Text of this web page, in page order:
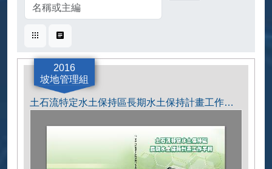
卡片式表格式
2016
坡地管理組
土石流特定水土保持區長期水土保持計畫工作手冊